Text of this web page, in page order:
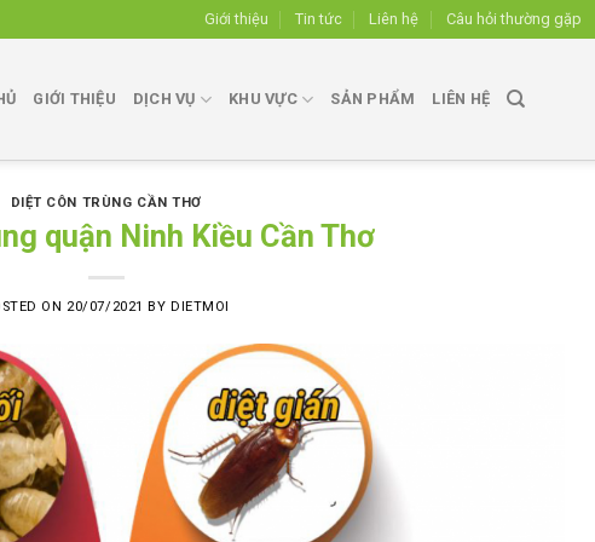
Giới thiệu Tin tức Liên hệ Câu hỏi thường gặp
GIỚI THIỆU DỊCH VỤ KHU VỰC SẢN PHẨM LIÊN HỆ
DIỆT CÔN TRÙNG CẦN THƠ
quận Ninh Kiều Cần Thơ
ON 20/07/2021 BYDIETMOI